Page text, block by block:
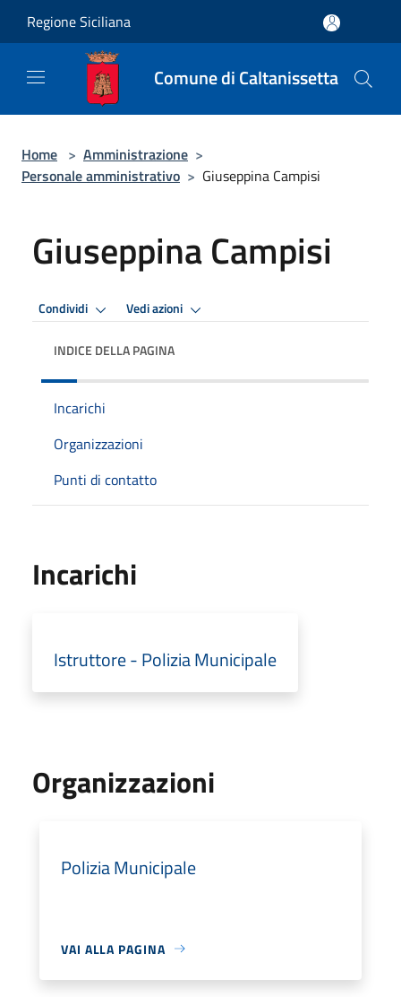
Regione Siciliana
Comune di Caltanissetta
Home > Amministrazione >
Personale amministrativo > Giuseppina Campisi
Giuseppina Campisi
Condividi Vedi azioni
INDICE DELLA PAGINA
Incarichi
Organizzazioni
Punti di contatto
Incarichi
Istruttore - Polizia Municipale
Organizzazioni
Polizia Municipale
VAI ALLA PAGINA